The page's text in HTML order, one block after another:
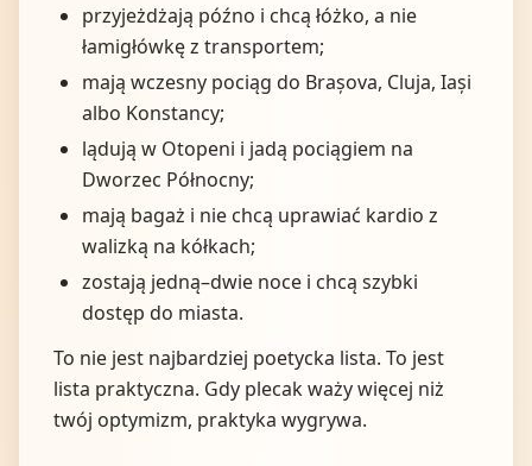
przyjeżdżają późno i chcą łóżko, a nie
łamigłówkę z transportem;
mają wczesny pociąg do Brașova, Cluja, Iași
albo Konstancy;
lądują w Otopeni i jadą pociągiem na
Dworzec Północny;
mają bagaż i nie chcą uprawiać kardio z
walizką na kółkach;
zostają jedną–dwie noce i chcą szybki
dostęp do miasta.
To nie jest najbardziej poetycka lista. To jest
lista praktyczna. Gdy plecak waży więcej niż
twój optymizm, praktyka wygrywa.